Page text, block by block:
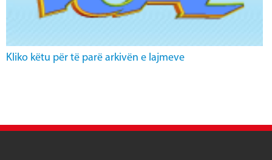
Kliko këtu për të parë arkivën e lajmeve